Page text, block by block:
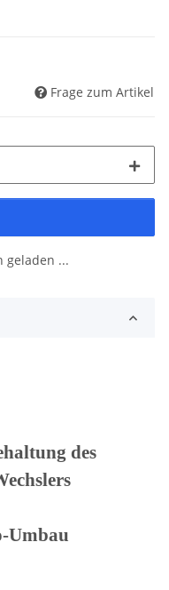
Frage zum Artikel
geladen ...
des
Umbau